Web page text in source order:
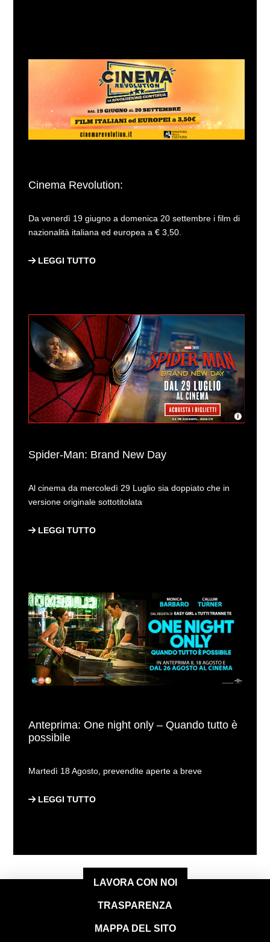
Cinema Revolution:
Da venerdì 19 giugno a domenica 20 settembre i film di
nazionalità italiana ed europea a € 3,50.
LEGGI TUTTO
Spider-Man: Brand New Day
Al cinema da mercoledì 29 Luglio sia doppiato che in
versione originale sottotitolata
LEGGI TUTTO
Anteprima: One night only – Quando tutto è
possibile
Martedì 18 Agosto, prevendite aperte a breve
LEGGI TUTTO
LAVORA CON NOI
TRASPARENZA
MAPPA DEL SITO